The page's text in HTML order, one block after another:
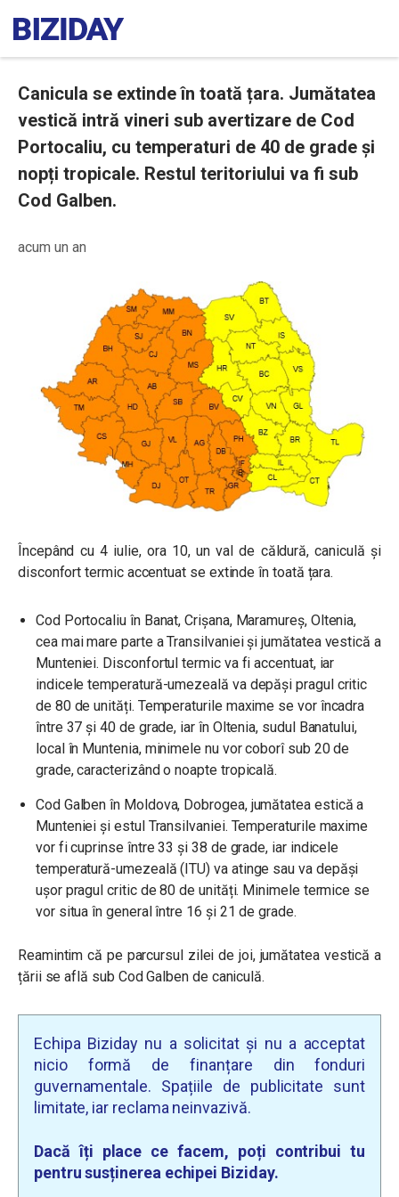
Canicula se extinde în toată țara. Jumătatea
vestică intră vineri sub avertizare de Cod
Portocaliu, cu temperaturi de 40 de grade și
nopți tropicale. Restul teritoriului va fi sub
Cod Galben.
acum un an
Începând cu 4 iulie, ora 10, un val de căldură, caniculă și
disconfort termic accentuat se extinde în toată țara.
Cod Portocaliu în Banat, Crișana, Maramureș, Oltenia,
cea mai mare parte a Transilvaniei și jumătatea vestică a
Munteniei. Disconfortul termic va fi accentuat, iar
indicele temperatură-umezeală va depăși pragul critic
de 80 de unități. Temperaturile maxime se vor încadra
între 37 și 40 de grade, iar în Oltenia, sudul Banatului,
local în Muntenia, minimele nu vor coborî sub 20 de
grade, caracterizând o noapte tropicală.
Cod Galben în Moldova, Dobrogea, jumătatea estică a
Munteniei și estul Transilvaniei. Temperaturile maxime
vor fi cuprinse între 33 și 38 de grade, iar indicele
temperatură-umezeală (ITU) va atinge sau va depăși
ușor pragul critic de 80 de unități. Minimele termice se
vor situa în general între 16 și 21 de grade.
Reamintim că pe parcursul zilei de joi, jumătatea vestică a
țării se află sub Cod Galben de caniculă.
Echipa Biziday nu a solicitat și nu a acceptat
nicio formă de finanțare din fonduri
guvernamentale. Spațiile de publicitate sunt
limitate, iar reclama neinvazivă.
Dacă îți place ce facem, poți contribui tu
pentru susținerea echipei Biziday.